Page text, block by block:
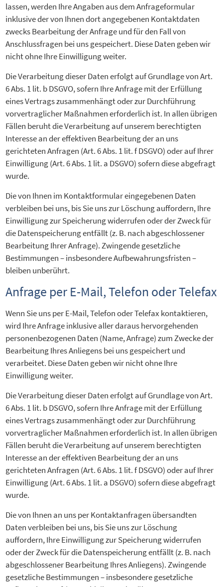
lassen, werden Ihre Angaben aus dem Anfrageformular
inklusive der von Ihnen dort angegebenen Kontaktdaten
zwecks Bearbeitung der Anfrage und für den Fall von
Anschlussfragen bei uns gespeichert. Diese Daten geben wir
nicht ohne Ihre Einwilligung weiter.
Die Verarbeitung dieser Daten erfolgt auf Grundlage von Art.
6 Abs. 1 lit. b DSGVO, sofern Ihre Anfrage mit der Erfüllung
eines Vertrags zusammenhängt oder zur Durchführung
vorvertraglicher Maßnahmen erforderlich ist. In allen übrigen
Fällen beruht die Verarbeitung auf unserem berechtigten
Interesse an der effektiven Bearbeitung der an uns
gerichteten Anfragen (Art. 6 Abs. 1 lit. f DSGVO) oder auf Ihrer
Einwilligung (Art. 6 Abs. 1 lit. a DSGVO) sofern diese abgefragt
wurde.
Die von Ihnen im Kontaktformular eingegebenen Daten
verbleiben bei uns, bis Sie uns zur Löschung auffordern, Ihre
Einwilligung zur Speicherung widerrufen oder der Zweck für
die Datenspeicherung entfällt (z. B. nach abgeschlossener
Bearbeitung Ihrer Anfrage). Zwingende gesetzliche
Bestimmungen – insbesondere Aufbewahrungsfristen –
bleiben unberührt.
Anfrage per E-Mail, Telefon oder Telefax
Wenn Sie uns per E-Mail, Telefon oder Telefax kontaktieren,
wird Ihre Anfrage inklusive aller daraus hervorgehenden
personenbezogenen Daten (Name, Anfrage) zum Zwecke der
Bearbeitung Ihres Anliegens bei uns gespeichert und
verarbeitet. Diese Daten geben wir nicht ohne Ihre
Einwilligung weiter.
Die Verarbeitung dieser Daten erfolgt auf Grundlage von Art.
6 Abs. 1 lit. b DSGVO, sofern Ihre Anfrage mit der Erfüllung
eines Vertrags zusammenhängt oder zur Durchführung
vorvertraglicher Maßnahmen erforderlich ist. In allen übrigen
Fällen beruht die Verarbeitung auf unserem berechtigten
Interesse an der effektiven Bearbeitung der an uns
gerichteten Anfragen (Art. 6 Abs. 1 lit. f DSGVO) oder auf Ihrer
Einwilligung (Art. 6 Abs. 1 lit. a DSGVO) sofern diese abgefragt
wurde.
Die von Ihnen an uns per Kontaktanfragen übersandten
Daten verbleiben bei uns, bis Sie uns zur Löschung
auffordern, Ihre Einwilligung zur Speicherung widerrufen
oder der Zweck für die Datenspeicherung entfällt (z. B. nach
abgeschlossener Bearbeitung Ihres Anliegens). Zwingende
gesetzliche Bestimmungen – insbesondere gesetzliche